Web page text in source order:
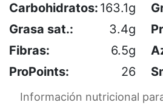
Carbohidratos: 163.1g
Grasa sat.:
3.4g
Fibras:
6.5g
ProPoints:
26
Información nutricional